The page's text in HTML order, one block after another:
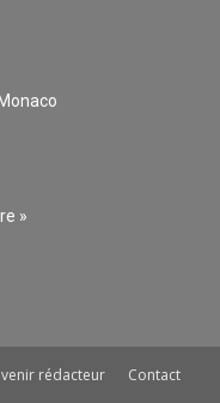
»
rédacteur Contact